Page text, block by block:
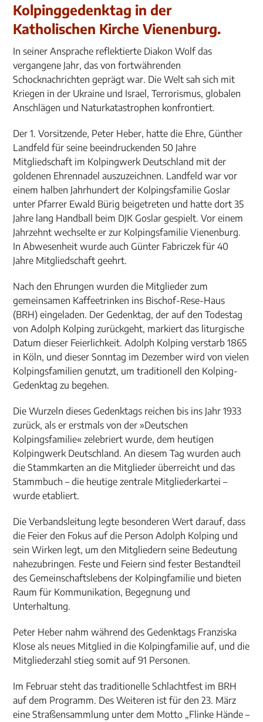
Kolpinggedenktag in der
Katholischen Kirche Vienenburg.
In seiner Ansprache reflektierte Diakon Wolf das
vergangene Jahr, das von fortwährenden
Schocknachrichten geprägt war. Die Welt sah sich mit
Kriegen in der Ukraine und Israel, Terrorismus, globalen
Anschlägen und Naturkatastrophen konfrontiert.
Der 1. Vorsitzende, Peter Heber, hatte die Ehre, Günther
Landfeld für seine beeindruckenden 50 Jahre
Mitgliedschaft im Kolpingwerk Deutschland mit der
goldenen Ehrennadel auszuzeichnen. Landfeld war vor
einem halben Jahrhundert der Kolpingsfamilie Goslar
unter Pfarrer Ewald Bürig beigetreten und hatte dort 35
Jahre lang Handball beim DJK Goslar gespielt. Vor einem
Jahrzehnt wechselte er zur Kolpingsfamilie Vienenburg.
In Abwesenheit wurde auch Günter Fabriczek für 40
Jahre Mitgliedschaft geehrt.
Nach den Ehrungen wurden die Mitglieder zum
gemeinsamen Kaffeetrinken ins Bischof-Rese-Haus
(BRH) eingeladen. Der Gedenktag, der auf den Todestag
von Adolph Kolping zurückgeht, markiert das liturgische
Datum dieser Feierlichkeit. Adolph Kolping verstarb 1865
in Köln, und dieser Sonntag im Dezember wird von vielen
Kolpingsfamilien genutzt, um traditionell den Kolping-
Gedenktag zu begehen.
Die Wurzeln dieses Gedenktags reichen bis ins Jahr 1933
zurück, als er erstmals von der »Deutschen
Kolpingsfamilie« zelebriert wurde, dem heutigen
Kolpingwerk Deutschland. An diesem Tag wurden auch
die Stammkarten an die Mitglieder überreicht und das
Stammbuch – die heutige zentrale Mitgliederkartei –
wurde etabliert.
Die Verbandsleitung legte besonderen Wert darauf, dass
die Feier den Fokus auf die Person Adolph Kolping und
sein Wirken legt, um den Mitgliedern seine Bedeutung
nahezubringen. Feste und Feiern sind fester Bestandteil
des Gemeinschaftslebens der Kolpingfamilie und bieten
Raum für Kommunikation, Begegnung und
Unterhaltung.
Peter Heber nahm während des Gedenktags Franziska
Klose als neues Mitglied in die Kolpingfamilie auf, und die
Mitgliederzahl stieg somit auf 91 Personen.
Im Februar steht das traditionelle Schlachtfest im BRH
auf dem Programm. Des Weiteren ist für den 23. März
eine Straßensammlung unter dem Motto „Flinke Hände –